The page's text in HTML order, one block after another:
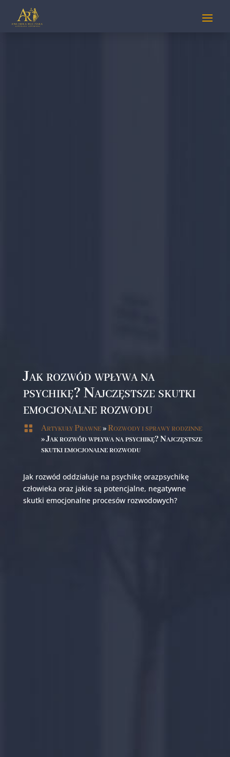
Jak rozwód wpływa na
psychikę? Najczęstsze skutki
emocjonalne rozwodu
 Artykuły Prawne»Rozwody i sprawy rodzinne
»Jak rozwód wpływa na psychikę? Najczęstsze
skutki emocjonalne rozwodu
Jak rozwód oddziałuje na psychikę orazpsychikę
człowieka oraz jakie są potencjalne, negatywne
skutki emocjonalne procesów rozwodowych?